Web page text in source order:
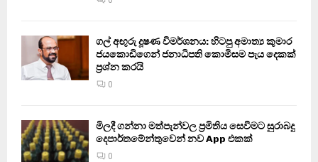
ගල් අඟුරු දූෂණ විමර්ශනය: හිටපු අමාත්‍ය කුමාර
ජයකොඩිගෙන් ජනාධිපති කොමිසම පැය දෙකක්
ප්‍රශ්න කරයි
0
මිලදී ගන්නා මත්පැන්වල ප්‍රමිතිය සෙවීමට සුරාබදු
දෙපාර්තමේන්තුවෙන් නව App එකක්
0